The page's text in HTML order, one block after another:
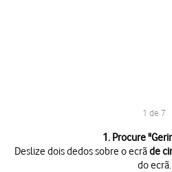
1 de 7
1. Procure "
Deslize dois dedos sobre o ecrãde
do ecrã.